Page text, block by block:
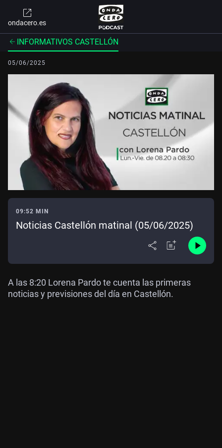
ondacero.es
INFORMATIVOS CASTELLÓN
05/06/2025
09:52 MIN
Noticias Castellón matinal (05/06/2025)
A las 8:20 Lorena Pardo te cuenta las primeras
noticias y previsiones del día en Castellón.